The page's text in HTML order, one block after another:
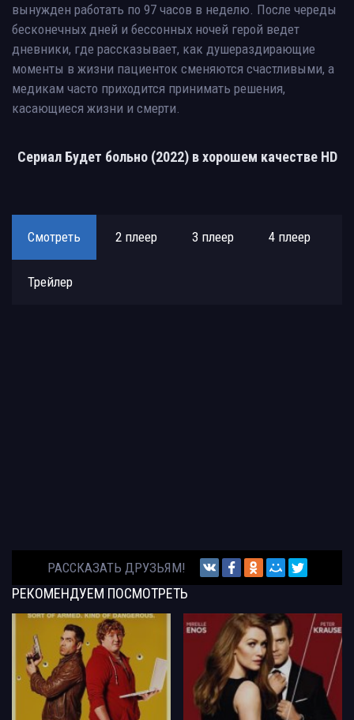
вынужден работать по 97 часов в неделю. После череды
бесконечных дней и бессонных ночей герой ведет
дневники, где рассказывает, как душераздирающие
моменты в жизни пациенток сменяются счастливыми, а
медикам часто приходится принимать решения,
касающиеся жизни и смерти.
Сериал Будет больно (2022) в хорошем качестве HD
Смотреть 2 плеер 3 плеер 4 плеер
Трейлер
РАССКАЗАТЬ ДРУЗЬЯМ!
РЕКОМЕНДУЕМ ПОСМОТРЕТЬ